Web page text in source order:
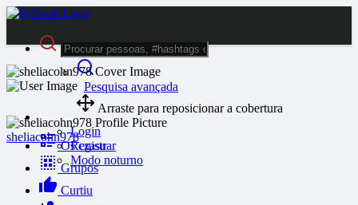
Pesquisa avançada
Visitante
Login
Registrar
Modo noturno
Arraste para reposicionar a cobertura
sheliacohn978
Oś czasu
Grupos
Curtiu